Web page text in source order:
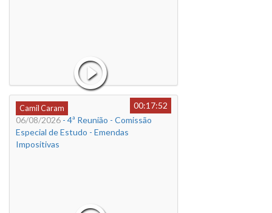
Camil Caram
00:17:52
06/08/2026 - 4ª Reunião - Comissão
Especial de Estudo - Emendas
Impositivas